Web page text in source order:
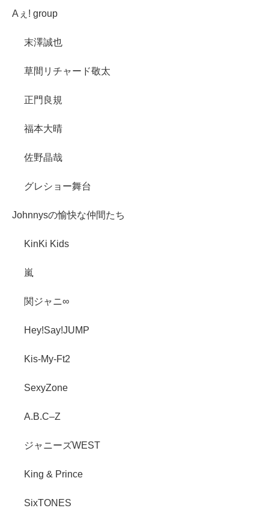
Aぇ! group
末澤誠也
草間リチャード敬太
正門良規
福本大晴
佐野晶哉
グレショー舞台
Johnnysの愉快な仲間たち
KinKi Kids
嵐
関ジャニ∞
Hey!Say!JUMP
Kis-My-Ft2
SexyZone
A.B.C–Z
ジャニーズWEST
King & Prince
SixTONES